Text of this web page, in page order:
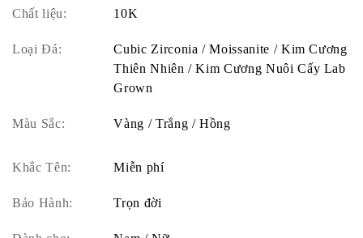
Chất liệu: 10K
Loại Đá:
Cubic Zirconia / Moissanite / Kim Cương
Thiên Nhiên / Kim Cương Nuôi Cấy Lab
Grown
Màu Sắc: Vàng / Trắng / Hồng
Khắc Tên: Miễn phí
Bảo Hành: Trọn đời